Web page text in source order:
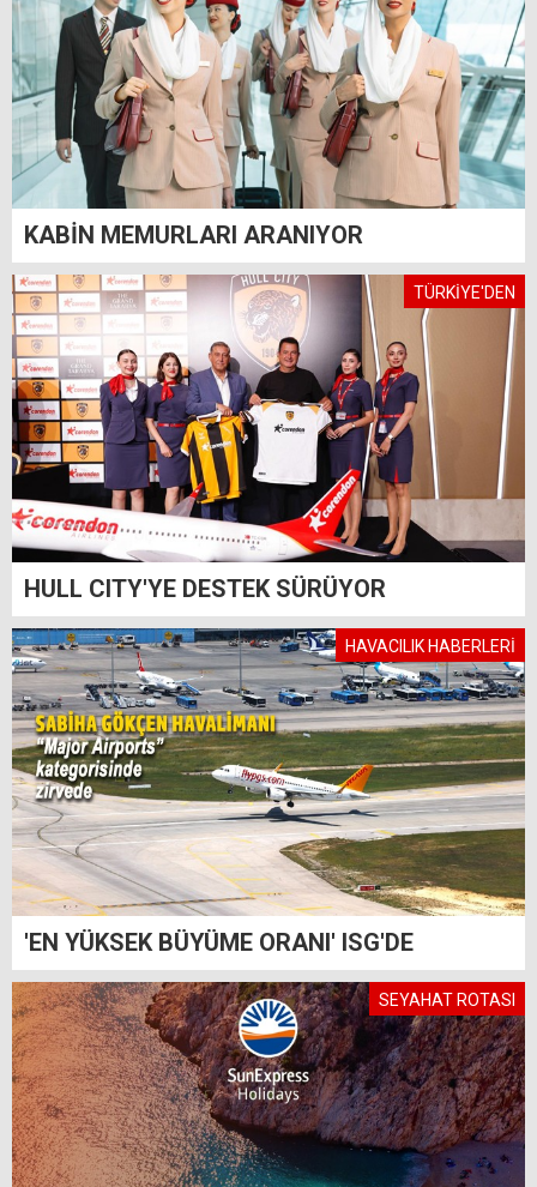
KABİN MEMURLARI ARANIYOR
TÜRKİYE'DEN
HULL CITY'YE DESTEK SÜRÜYOR
HAVACILIK HABERLERİ
'EN YÜKSEK BÜYÜME ORANI' ISG'DE
SEYAHAT ROTASI